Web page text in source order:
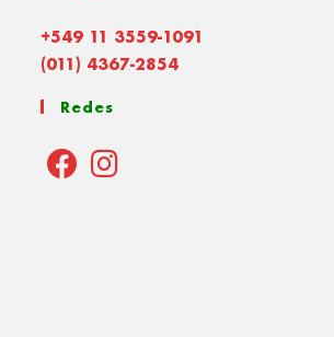
+549 11 3559-1091
(011) 4367-2854
Redes